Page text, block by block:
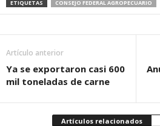
ETIQUETAS CONSEJO FEDERAL AGROPECUARIO
Artículo anterior
Ya se exportaron casi 600
mil toneladas de carne
Artículos relacionados